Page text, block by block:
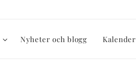
Nyheter och blogg Kalender